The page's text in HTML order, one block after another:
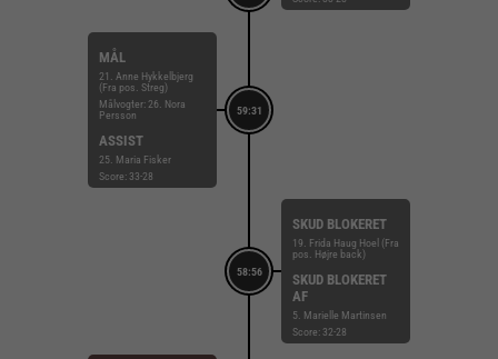
59:31
MÅL
21. Anne Hykkelbjerg
(Fra pos. Streg)
Målvogter: 26. Nora
Persson
ASSIST
25. Maria Fisker
Score: 33-28
58:56
SKUD BLOKERET
19. Frida Haug Hoel (Fra
pos. Højre back)
SKUD BLOKERET
AF
5. Marielle Martinsen
Score: 32-28